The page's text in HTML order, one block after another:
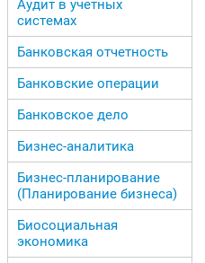
Аудит в учетных
системах
Банковская отчетность
Банковские операции
Банковское дело
Бизнес-аналитика
Бизнес-планирование
(Планирование бизнеса)
Биосоциальная
экономика